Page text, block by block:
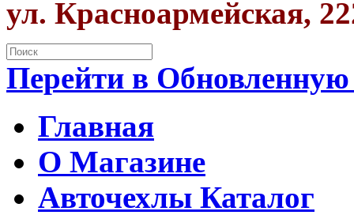
ул. Красноармейская,
Перейти в
Главная
О Магазине
Авточехлы Каталог